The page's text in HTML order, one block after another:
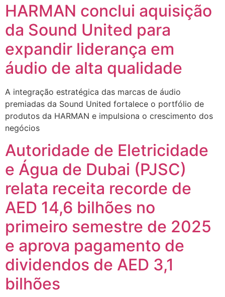
HARMAN conclui aquisição
da Sound United para
expandir liderança em
áudio de alta qualidade
A integração estratégica das marcas de áudio
premiadas da Sound United fortalece o portfólio de
produtos da HARMAN e impulsiona o crescimento dos
negócios
Autoridade de Eletricidade
e Água de Dubai (PJSC)
relata receita recorde de
AED 14,6 bilhões no
primeiro semestre de 2025
e aprova pagamento de
dividendos de AED 3,1
bilhões